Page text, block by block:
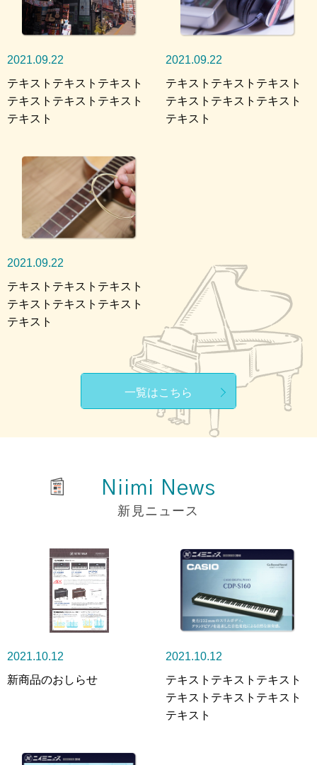
2021.09.22
テキストテキストテキスト
テキストテキストテキスト
テキスト
2021.09.22
テキストテキストテキスト
テキストテキストテキスト
テキスト
2021.09.22
テキストテキストテキスト
テキストテキストテキスト
テキスト
一覧はこちら
Niimi News
新見ニュース
2021.10.12
新商品のおしらせ
2021.10.12
テキストテキストテキスト
テキストテキストテキスト
テキスト